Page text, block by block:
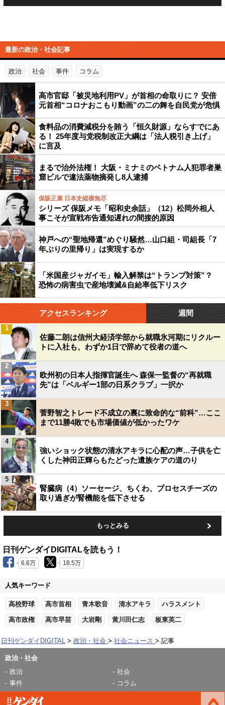
最新の政治・社会記事
政治 社会 事件 コラム
高市官邸「被災地利用PV」が首相の命取りに？ 安倍
元首相“コロナおこもり動画”の二の舞を自民党が危惧
食料品の消費減税分を賄う「恒久財源」ならすでにあ
る！ 25年度与党税制改正大綱は「法人税引き上げ」
に言及
まるで治外法権！ 大阪・ミナミのベトナム人犯罪者巣
窟ビルで違法薬物摘発し8人逮捕
保阪正康 日本史縦横無尽
シリーズ 保阪メモ「昭和史余話」（12）松岡外相人
事こそが宣戦布告通知遅れの間接的原因
神戸への“聖地帰還”めぐり騒然…山口組・司組長「7
年ぶりの里帰り」は実現するか
「米国産ジャガイモ」輸入解禁は“トランプ対策”？
恐怖の病害虫で産地壊滅&自給率低下リスク
アクセスランキング 週間
佐藤二朗は信州大経済学部から就職氷河期にリクルー
トに入社も、わずか1日で辞めて役者の道へ
1
欧州初の日本人指揮官誕生へ 森保一監督の“再就職
先”は「ベルギー1部の日系クラブ」一択か
2
菅野智之トレード不成立の裏に致命的な“前科”…ここ
まで11勝4敗でも市場価値が低かったワケ
3
強いショック状態の清水アキラに心配の声…子供を亡
くした神田正輝らもたどった遺族ケアの道のり
4
腎臓病（4）ソーセージ、ちくわ、プロセスチーズの
取り過ぎが腎機能を低下させる
5
もっとみる
日刊ゲンダイDIGITALを読もう！
6.6万 18.5万
人気キーワード
高校野球 高市首相 青木歌音 清水アキラ ハラスメント
高市政権 高市早苗 大岩剛 黄川田仁志 板東英二
日刊ゲンダイDIGITAL 政治・社会 社会ニュース 記事
政治・社会
政治
社会
事件
コラム